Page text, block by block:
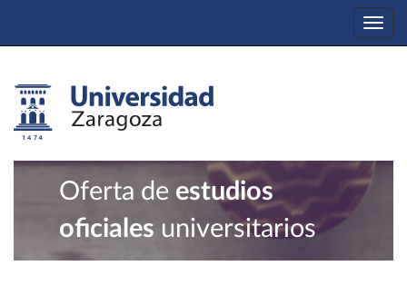
Oferta de estudios
oficiales universitarios